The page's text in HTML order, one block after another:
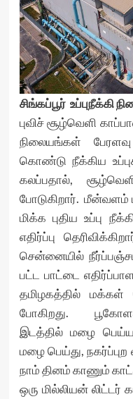
சிங்கப்பூர் உப்புநீக்கி
புவிச் சூழ்வெளி
நிலையங்கள்
கொண்டு நீக்கிய
கலப்பதால்,
போடுகிறார். மீன்வளம்
மிக்க புதிய உப்பு
எதிர்ப்பு
சென்னையில்
பட்ட பாட்டை
தமிழகத்தில்
போகிறது.
இடத்தில் மழை
மழை பெய்து,
நாம் தினம் காணும்
ஒரு மில்லியன் லிட்டர்